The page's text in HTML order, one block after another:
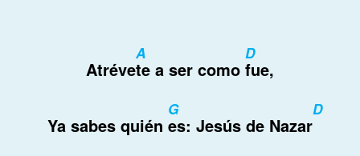
Atréve
A
te a ser como
D
fue,
Ya sabes quién
G
es: Jesús de Nazar
D